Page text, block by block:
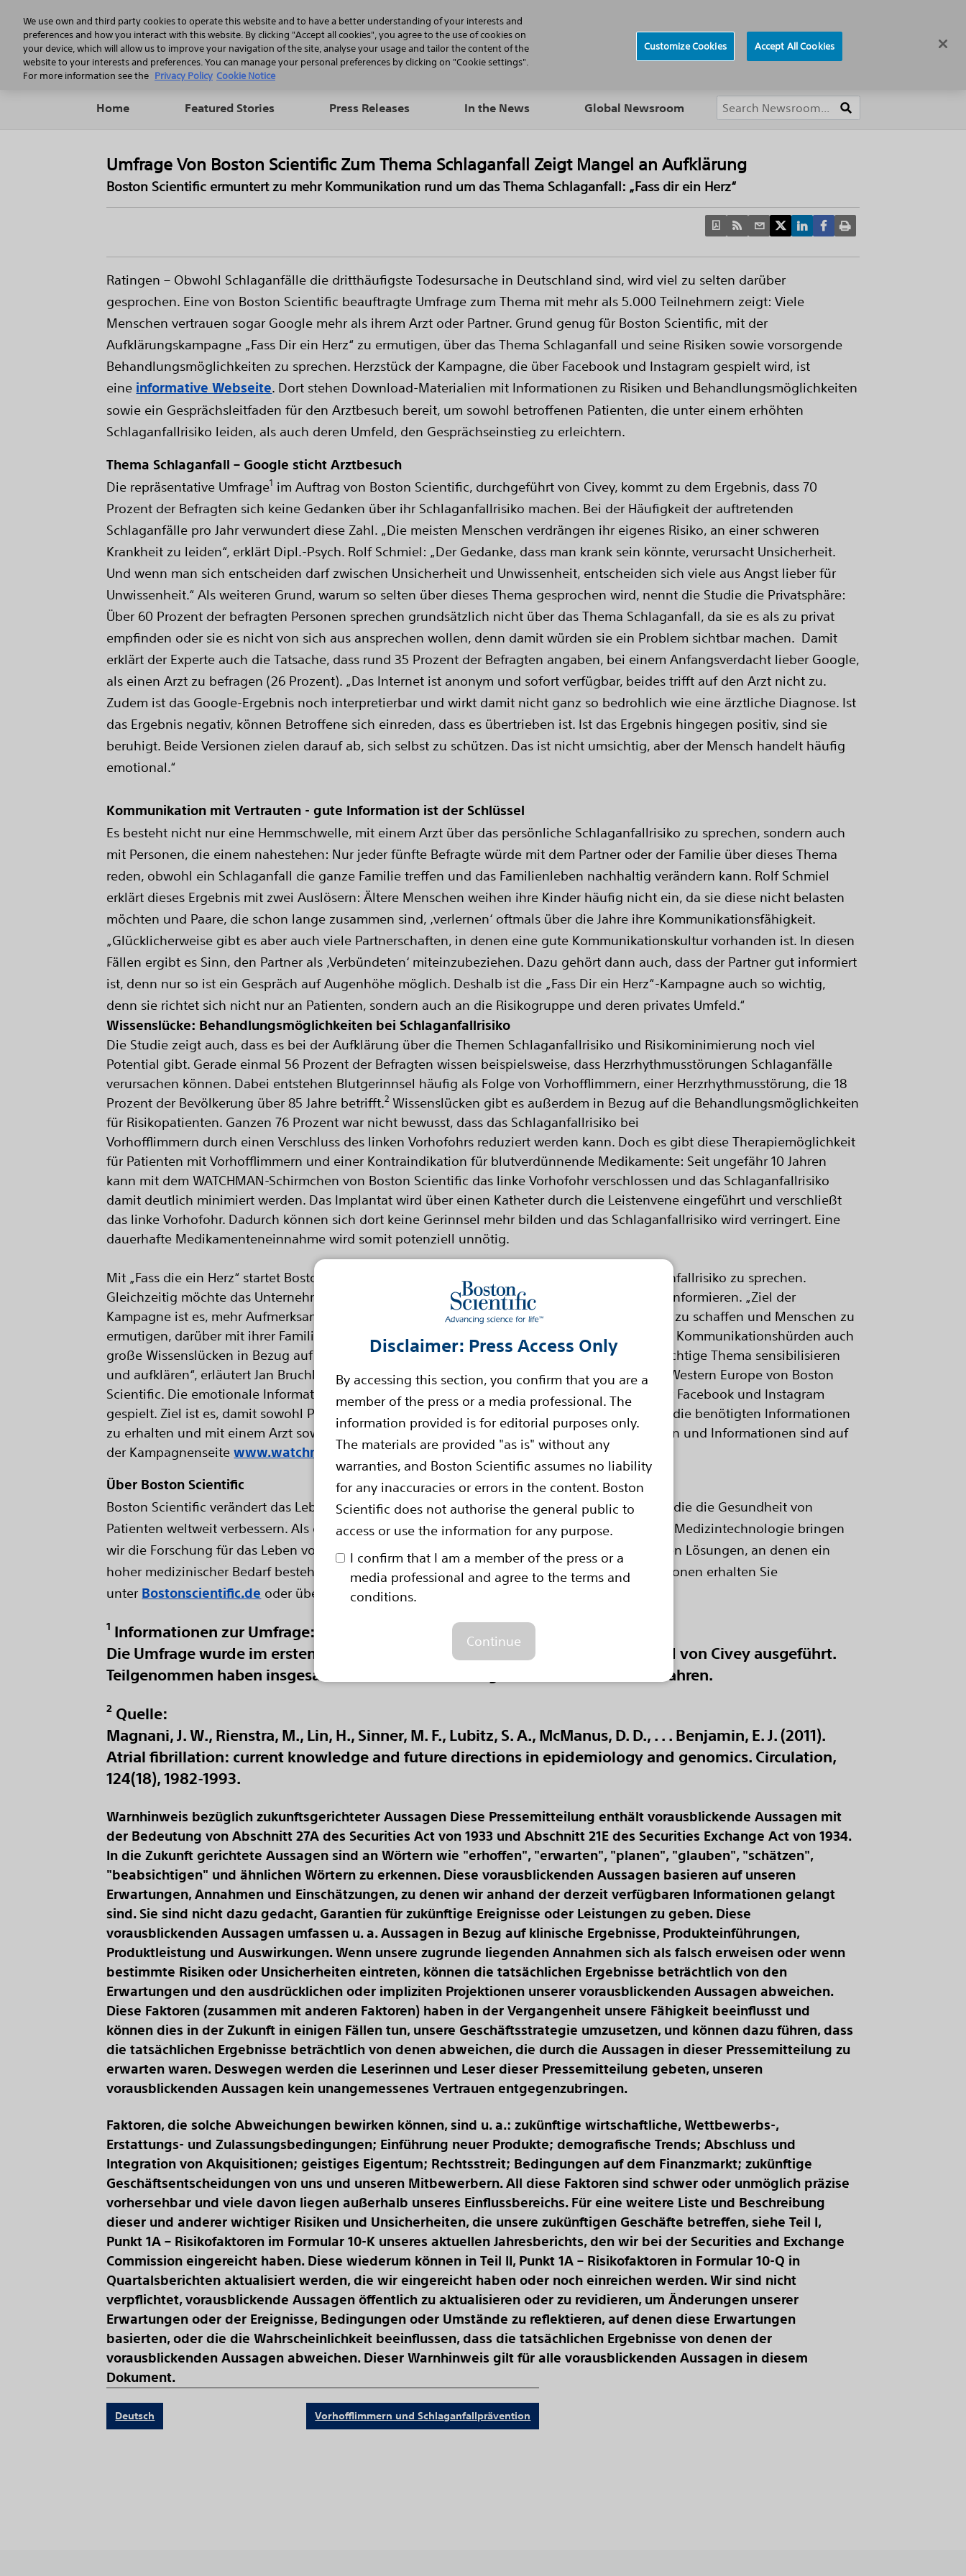
Disclaimer: Press Access Only
By accessing this section, you confirm that you are a
member of the press or a media professional. The
information provided is for editorial purposes only.
The materials are provided "as is" without any
warranties, and Boston Scientific assumes no liability
for any inaccuracies or errors in the content. Boston
Scientific does not authorise the general public to
access or use the information for any purpose.
I confirm that I am a member of the press or a
media professional and agree to the terms and
conditions.
Continue
Professionals Patients Products
Home Featured Stories Press Releases In the News Global Newsroom
Umfrage Von Boston Scientific Zum Thema Schlaganfall Zeigt Mangel an Aufklärung
Boston Scientific ermuntert zu mehr Kommunikation rund um das Thema Schlaganfall: „Fass dir ein Herz“
Ratingen – Obwohl Schlaganfälle die dritthäufigste Todesursache in Deutschland sind, wird viel zu selten darüber
gesprochen. Eine von Boston Scientific beauftragte Umfrage zum Thema mit mehr als 5.000 Teilnehmern zeigt: Viele
Menschen vertrauen sogar Google mehr als ihrem Arzt oder Partner. Grund genug für Boston Scientific, mit der
Aufklärungskampagne „Fass Dir ein Herz“ zu ermutigen, über das Thema Schlaganfall und seine Risiken sowie vorsorgende
Behandlungsmöglichkeiten zu sprechen. Herzstück der Kampagne, die über Facebook und Instagram gespielt wird, ist
eine informative Webseite. Dort stehen Download-Materialien mit Informationen zu Risiken und Behandlungsmöglichkeiten
sowie ein Gesprächsleitfaden für den Arztbesuch bereit, um sowohl betroffenen Patienten, die unter einem erhöhten
Schlaganfallrisiko leiden, als auch deren Umfeld, den Gesprächseinstieg zu erleichtern.
Thema Schlaganfall – Google sticht Arztbesuch
Die repräsentative Umfrage1 im Auftrag von Boston Scientific, durchgeführt von Civey, kommt zu dem Ergebnis, dass 70
Prozent der Befragten sich keine Gedanken über ihr Schlaganfallrisiko machen. Bei der Häufigkeit der auftretenden
Schlaganfälle pro Jahr verwundert diese Zahl. „Die meisten Menschen verdrängen ihr eigenes Risiko, an einer schweren
Krankheit zu leiden“, erklärt Dipl.-Psych. Rolf Schmiel: „Der Gedanke, dass man krank sein könnte, verursacht Unsicherheit.
Und wenn man sich entscheiden darf zwischen Unsicherheit und Unwissenheit, entscheiden sich viele aus Angst lieber für
Unwissenheit.“ Als weiteren Grund, warum so selten über dieses Thema gesprochen wird, nennt die Studie die Privatsphäre:
Über 60 Prozent der befragten Personen sprechen grundsätzlich nicht über das Thema Schlaganfall, da sie es als zu privat
empfinden oder sie es nicht von sich aus ansprechen wollen, denn damit würden sie ein Problem sichtbar machen. Damit
erklärt der Experte auch die Tatsache, dass rund 35 Prozent der Befragten angaben, bei einem Anfangsverdacht lieber Google,
als einen Arzt zu befragen (26 Prozent). „Das Internet ist anonym und sofort verfügbar, beides trifft auf den Arzt nicht zu.
Zudem ist das Google-Ergebnis noch interpretierbar und wirkt damit nicht ganz so bedrohlich wie eine ärztliche Diagnose. Ist
das Ergebnis negativ, können Betroffene sich einreden, dass es übertrieben ist. Ist das Ergebnis hingegen positiv, sind sie
beruhigt. Beide Versionen zielen darauf ab, sich selbst zu schützen. Das ist nicht umsichtig, aber der Mensch handelt häufig
emotional.“
Kommunikation mit Vertrauten - gute Information ist der Schlüssel
Es besteht nicht nur eine Hemmschwelle, mit einem Arzt über das persönliche Schlaganfallrisiko zu sprechen, sondern auch
mit Personen, die einem nahestehen: Nur jeder fünfte Befragte würde mit dem Partner oder der Familie über dieses Thema
reden, obwohl ein Schlaganfall die ganze Familie treffen und das Familienleben nachhaltig verändern kann. Rolf Schmiel
erklärt dieses Ergebnis mit zwei Auslösern: Ältere Menschen weihen ihre Kinder häufig nicht ein, da sie diese nicht belasten
möchten und Paare, die schon lange zusammen sind, ‚verlernen‘ oftmals über die Jahre ihre Kommunikationsfähigkeit.
„Glücklicherweise gibt es aber auch viele Partnerschaften, in denen eine gute Kommunikationskultur vorhanden ist. In diesen
Fällen ergibt es Sinn, den Partner als ‚Verbündeten‘ miteinzubeziehen. Dazu gehört dann auch, dass der Partner gut informiert
ist, denn nur so ist ein Gespräch auf Augenhöhe möglich. Deshalb ist die „Fass Dir ein Herz“-Kampagne auch so wichtig,
denn sie richtet sich nicht nur an Patienten, sondern auch an die Risikogruppe und deren privates Umfeld.“
Wissenslücke: Behandlungsmöglichkeiten bei Schlaganfallrisiko
Die Studie zeigt auch, dass es bei der Aufklärung über die Themen Schlaganfallrisiko und Risikominimierung noch viel
Potential gibt. Gerade einmal 56 Prozent der Befragten wissen beispielsweise, dass Herzrhythmusstörungen Schlaganfälle
verursachen können. Dabei entstehen Blutgerinnsel häufig als Folge von Vorhofflimmern, einer Herzrhythmusstörung, die 18
Prozent der Bevölkerung über 85 Jahre betrifft.2 Wissenslücken gibt es außerdem in Bezug auf die Behandlungsmöglichkeiten
für Risikopatienten. Ganzen 76 Prozent war nicht bewusst, dass das Schlaganfallrisiko bei
Vorhofflimmern durch einen Verschluss des linken Vorhofohrs reduziert werden kann. Doch es gibt diese Therapiemöglichkeit
für Patienten mit Vorhofflimmern und einer Kontraindikation für blutverdünnende Medikamente: Seit ungefähr 10 Jahren
kann mit dem WATCHMAN-Schirmchen von Boston Scientific das linke Vorhofohr verschlossen und das Schlaganfallrisiko
damit deutlich minimiert werden. Das Implantat wird über einen Katheter durch die Leistenvene eingeführt und verschließt
das linke Vorhofohr. Dadurch können sich dort keine Gerinnsel mehr bilden und das Schlaganfallrisiko wird verringert. Eine
dauerhafte Medikamenteneinnahme wird somit potenziell unnötig.
Mit „Fass die ein Herz“ startet Boston Scientific jetzt den Aufruf, mehr über das Thema Schlaganfallrisiko zu sprechen.
Gleichzeitig möchte das Unternehmen aufklären und über alternative Behandlungsmethoden informieren. „Ziel der
Kampagne ist es, mehr Aufmerksamkeit für die Themen Herzgesundheit und Schlaganfallrisiko zu schaffen und Menschen zu
ermutigen, darüber mit ihrer Familie und ihrem Arzt zu sprechen. Die Umfrage zeigt neben den Kommunikationshürden auch
große Wissenslücken in Bezug auf die Behandlungsmethoden. Wir möchten für dieses sehr wichtige Thema sensibilisieren
und aufklären“, erläutert Jan Bruchhäuser, Cluster Business Unit Director New Cardio Central & Western Europe von Boston
Scientific. Die emotionale Informations-Kampagne „Fass dir ein Herz“ wird ab dem 17. Juni über Facebook und Instagram
gespielt. Ziel ist es, damit sowohl Patienten, als auch deren Angehörige dabei zu unterstützen, die benötigten Informationen
zu erhalten und mit einem Arzt sowie der Familie zu sprechen. Alle dafür benötigten Unterlagen und Informationen sind auf
der Kampagnenseitewww.watchman.com/deabrufbar. Fass dir ein Herz.
Über Boston Scientific
Boston Scientific verändert das Leben von Patienten durch innovative medizinische Lösungen, die die Gesundheit von
Patienten weltweit verbessern. Als ein seit über 35 Jahren weltweit führendes Unternehmen für Medizintechnologie bringen
wir die Forschung für das Leben voran. Wir bieten ein breites Spektrum an hochleistungsfähigen Lösungen, an denen ein
hoher medizinischer Bedarf besteht, und die die Behandlungskosten senken. Weitere Informationen erhalten Sie
unter Bostonscientific.de oder über TwitterundFacebook
1 Informationen zur Umfrage:
Die Umfrage wurde im ersten Quartal 2019 von Boston Scientific beauftragt und von Civey ausgeführt.
Teilgenommen haben insgesamt 5.006 Personen aus ganz Deutschland ab 18 Jahren.
2 Quelle:
Magnani, J. W., Rienstra, M., Lin, H., Sinner, M. F., Lubitz, S. A., McManus, D. D., . . . Benjamin, E. J. (2011).
Atrial fibrillation: current knowledge and future directions in epidemiology and genomics. Circulation,
124(18), 1982-1993.
Warnhinweis bezüglich zukunftsgerichteter Aussagen Diese Pressemitteilung enthält vorausblickende Aussagen mit
der Bedeutung von Abschnitt 27A des Securities Act von 1933 und Abschnitt 21E des Securities Exchange Act von 1934.
In die Zukunft gerichtete Aussagen sind an Wörtern wie "erhoffen", "erwarten", "planen", "glauben", "schätzen",
"beabsichtigen" und ähnlichen Wörtern zu erkennen. Diese vorausblickenden Aussagen basieren auf unseren
Erwartungen, Annahmen und Einschätzungen, zu denen wir anhand der derzeit verfügbaren Informationen gelangt
sind. Sie sind nicht dazu gedacht, Garantien für zukünftige Ereignisse oder Leistungen zu geben. Diese
vorausblickenden Aussagen umfassen u. a. Aussagen in Bezug auf klinische Ergebnisse, Produkteinführungen,
Produktleistung und Auswirkungen. Wenn unsere zugrunde liegenden Annahmen sich als falsch erweisen oder wenn
bestimmte Risiken oder Unsicherheiten eintreten, können die tatsächlichen Ergebnisse beträchtlich von den
Erwartungen und den ausdrücklichen oder impliziten Projektionen unserer vorausblickenden Aussagen abweichen.
Diese Faktoren (zusammen mit anderen Faktoren) haben in der Vergangenheit unsere Fähigkeit beeinflusst und
können dies in der Zukunft in einigen Fällen tun, unsere Geschäftsstrategie umzusetzen, und können dazu führen, dass
die tatsächlichen Ergebnisse beträchtlich von denen abweichen, die durch die Aussagen in dieser Pressemitteilung zu
erwarten waren. Deswegen werden die Leserinnen und Leser dieser Pressemitteilung gebeten, unseren
vorausblickenden Aussagen kein unangemessenes Vertrauen entgegenzubringen.
Faktoren, die solche Abweichungen bewirken können, sind u. a.: zukünftige wirtschaftliche, Wettbewerbs-,
Erstattungs- und Zulassungsbedingungen; Einführung neuer Produkte; demografische Trends; Abschluss und
Integration von Akquisitionen; geistiges Eigentum; Rechtsstreit; Bedingungen auf dem Finanzmarkt; zukünftige
Geschäftsentscheidungen von uns und unseren Mitbewerbern. All diese Faktoren sind schwer oder unmöglich präzise
vorhersehbar und viele davon liegen außerhalb unseres Einflussbereichs. Für eine weitere Liste und Beschreibung
dieser und anderer wichtiger Risiken und Unsicherheiten, die unsere zukünftigen Geschäfte betreffen, siehe Teil I,
Punkt 1A – Risikofaktoren im Formular 10-K unseres aktuellen Jahresberichts, den wir bei der Securities and Exchange
Commission eingereicht haben. Diese wiederum können in Teil II, Punkt 1A – Risikofaktoren in Formular 10-Q in
Quartalsberichten aktualisiert werden, die wir eingereicht haben oder noch einreichen werden. Wir sind nicht
verpflichtet, vorausblickende Aussagen öffentlich zu aktualisieren oder zu revidieren, um Änderungen unserer
Erwartungen oder der Ereignisse, Bedingungen oder Umstände zu reflektieren, auf denen diese Erwartungen
basierten, oder die die Wahrscheinlichkeit beeinflussen, dass die tatsächlichen Ergebnisse von denen der
vorausblickenden Aussagen abweichen. Dieser Warnhinweis gilt für alle vorausblickenden Aussagen in diesem
Dokument.
Deutsch Vorhofflimmern und Schlaganfallprävention
We use own and third party cookies to operate this website and to have a better understanding of your interests and
preferences and how you interact with this website. By clicking "Accept all cookies", you agree to the use of cookies on
your device, which will allow us to improve your navigation of the site, analyse your usage and tailor the content of the
website to your interests and preferences. You can manage your personal preferences by clicking on "Cookie settings".
For more information see the Privacy Policy Cookie Notice
Customize Cookies Accept All Cookies